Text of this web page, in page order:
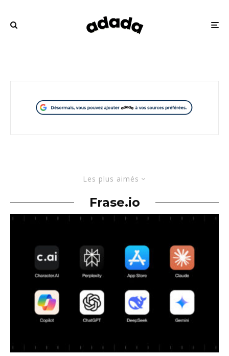
Les plus aimés
Frase.io